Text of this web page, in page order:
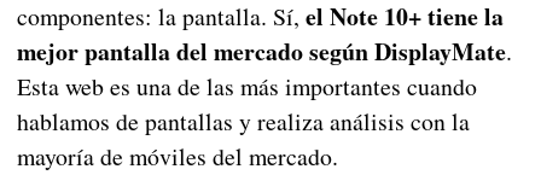
componentes: la pantalla. Sí, el Note 10+ tiene la
mejor pantalla del mercado según DisplayMate.
Esta web es una de las más importantes cuando
hablamos de pantallas y realiza análisis con la
mayoría de móviles del mercado.